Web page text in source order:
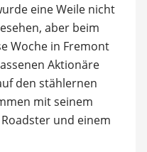
eine Weile nicht
aber beim
Woche in Fremont
Aktionäre
den stählernen
mit seinem
und einem